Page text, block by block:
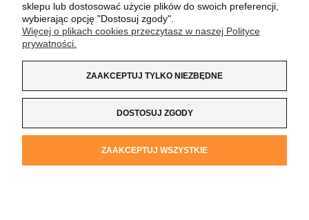
PŁATNOŚCI I DOSTAWA
O NAS
Kochanowskiego 37/K5 |33-100 Tarnów| tel.:
e-mail:sklep@koszulkazlogo.pl
sklepu lub dostosować użycie plików do swoich preferencji,
wybierając opcję "Dostosuj zgody".
Więcej o plikach cookies przeczytasz w naszej Polityce
prywatności.
ZAAKCEPTUJ TYLKO NIEZBĘDNE
DOSTOSUJ ZGODY
ZAAKCEPTUJ WSZYSTKIE